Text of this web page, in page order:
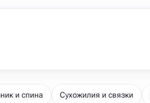
и спина Сухожилия и связки